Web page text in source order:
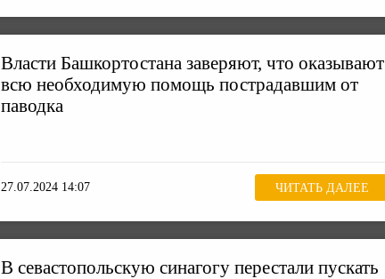
Власти Башкортостана заверяют, что оказывают
всю необходимую помощь пострадавшим от
паводка
27.07.2024 14:07 ЧИТАТЬ ДАЛЕЕ
В севастопольскую синагогу перестали пускать